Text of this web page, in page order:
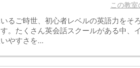
この教
るご時世、初心者レベルの英語力をそ
。たくさん英会話スクールがある中、
やすさを...